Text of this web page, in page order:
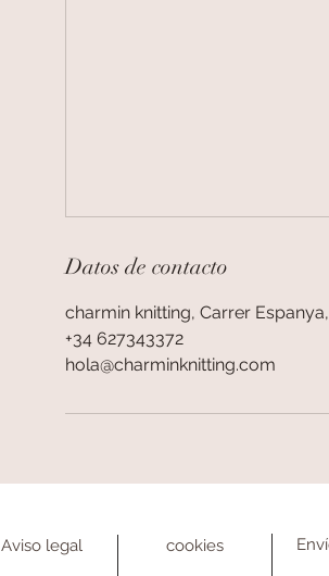
Datos de contacto
charmin knitting, Carrer
+34 627343372
hola@charminknitting.com
Aviso legal cookies